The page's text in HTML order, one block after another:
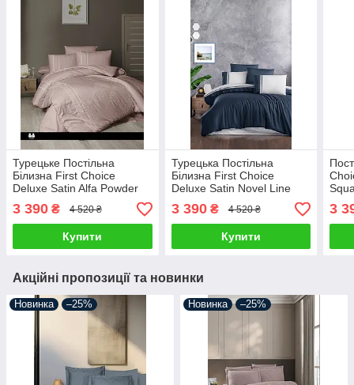
Турецьке Постільна
Білизна First Choice
Deluxe Satin Alfa Powder
3 390 ₴ 4 520 ₴
Купити
Турецька Постільна
Білизна First Choice
Deluxe Satin Novel Line
Coral
3 390₴ 4 520 ₴
Купити
3
Акційні пропозиції та новинки
Новинка –25% Новинка –25%